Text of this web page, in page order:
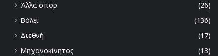
Άλλα σπορ
(26)
Βόλει
(136)
Διεθνή
(17)
Μηχανοκίνητος
(13)